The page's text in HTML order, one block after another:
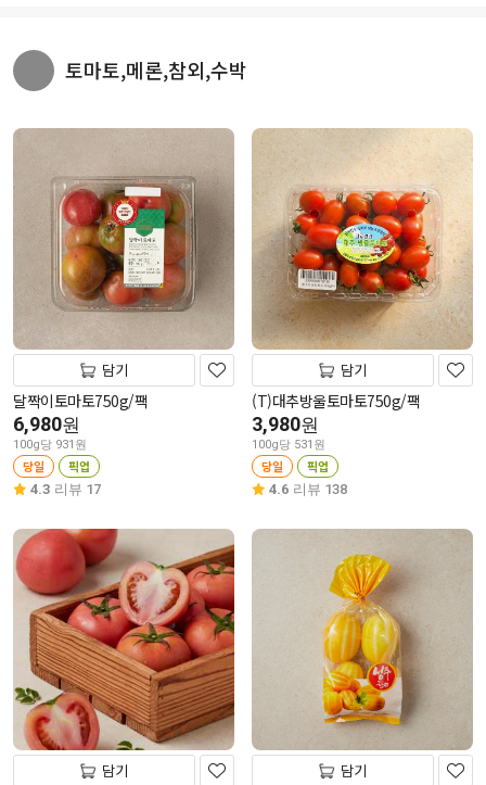
토마토,메론,참외,수박
담기
달짝이토마토750g/팩
6,980원
100g당 931원
당일 픽업
4.3 리뷰 17
담기
(T)대추방울토마토750g/팩
3,980원
100g당 531원
당일 픽업
4.6 리뷰 138
담기 담기